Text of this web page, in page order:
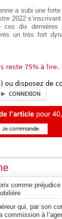
a subi une
2022
dix dernières
un très fort
reste 75% à lire.
ou disposez de
CONNEXION
comme
qui, par son
commission à